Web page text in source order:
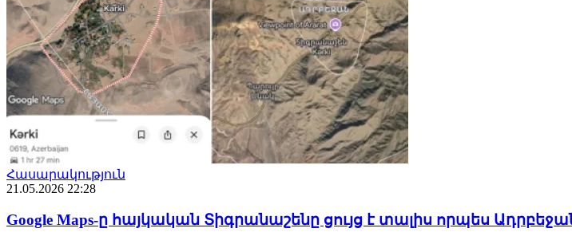
Հասարակություն
21.05.2026 22:28
Google Maps-ը հայկական Տիգրանաշենը ցույց է տալիս որպես